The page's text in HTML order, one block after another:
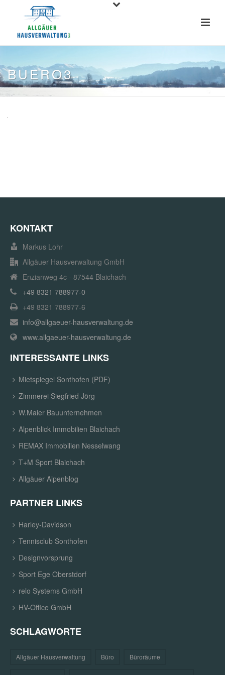
BUERO3
KONTAKT
Markus Lohr
Allgäuer Hausverwaltung GmbH
Enzianweg 4c - 87544 Blaichach
+49 8321 788977-0
+49 8321 788977-6
info@allgaeuer-hausverwaltung.de
www.allgaeuer-hausverwaltung.de
INTERESSANTE LINKS
Mietspiegel Sonthofen (PDF)
Zimmerei Siegfried Jörg
W.Maier Bauunternehmen
Alpenblick Immobilien Blaichach
REMAX Immobilien Nesselwang
T+M Sport Blaichach
Allgäuer Alpenblog
PARTNER LINKS
Harley-Davidson
Tennisclub Sonthofen
Designvorsprung
Sport Ege Oberstdorf
relo Systems GmbH
HV-Office GmbH
SCHLAGWORTE
Allgäuer Hausverwaltung Büro Büroräume